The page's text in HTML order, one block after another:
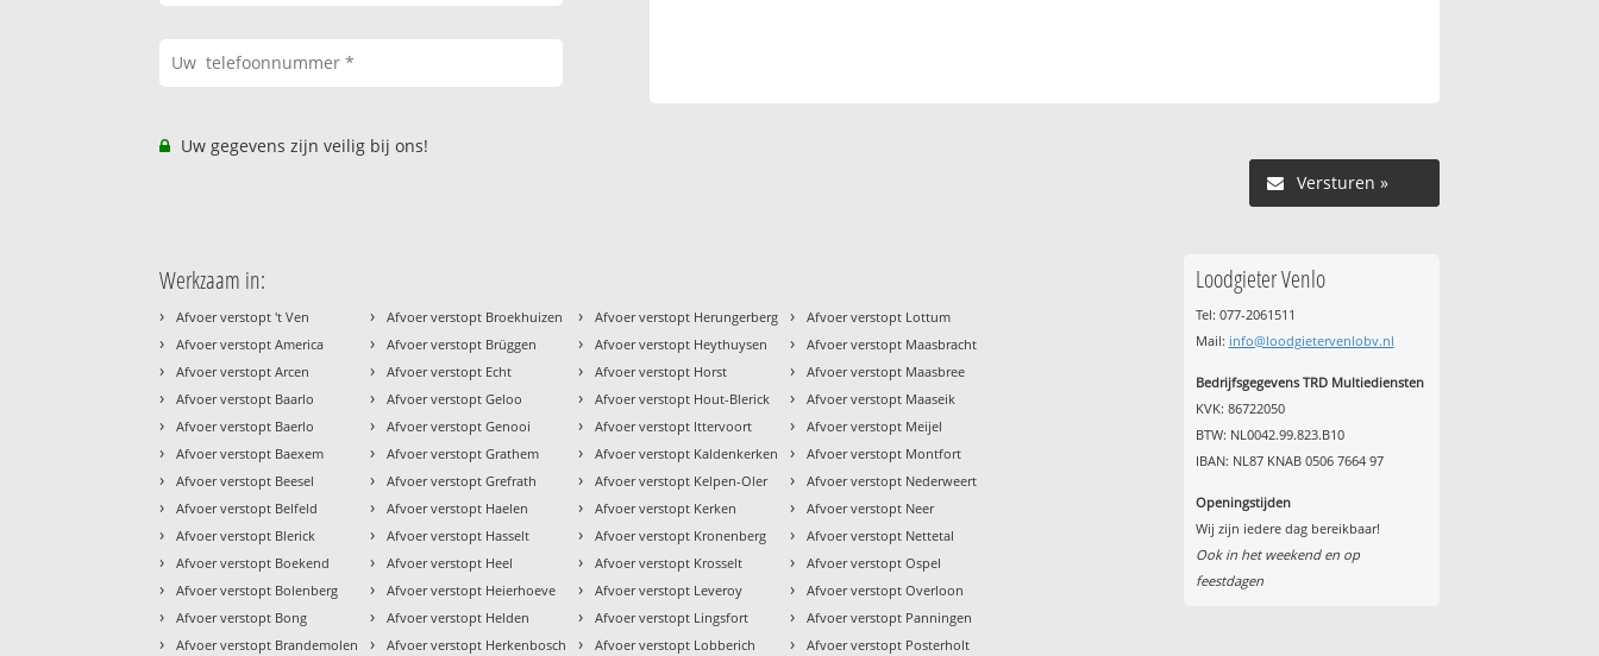
Uw gegevens zijn veilig bij ons!
Versturen »
Werkzaam in:
› Afvoer verstopt 't Ven
› Afvoer verstopt America
› Afvoer verstopt Arcen
› Afvoer verstopt Baarlo
› Afvoer verstopt Baerlo
› Afvoer verstopt Baexem
› Afvoer verstopt Beesel
› Afvoer verstopt Belfeld
› Afvoer verstopt Blerick
› Afvoer verstopt Boekend
› Afvoer verstopt Bolenberg
› Afvoer verstopt Bong
› Afvoer verstopt Brandemolen
› Afvoer verstopt Broekhuizen
› Afvoer verstopt Brüggen
› Afvoer verstopt Echt
› Afvoer verstopt Geloo
› Afvoer verstopt Genooi
› Afvoer verstopt Grathem
› Afvoer verstopt Grefrath
› Afvoer verstopt Haelen
› Afvoer verstopt Hasselt
› Afvoer verstopt Heel
› Afvoer verstopt Heierhoeve
› Afvoer verstopt Helden
› Afvoer verstopt Herkenbosch
› Afvoer verstopt Herungerberg
› Afvoer verstopt Heythuysen
› Afvoer verstopt Horst
› Afvoer verstopt Hout-Blerick
› Afvoer verstopt Ittervoort
› Afvoer verstopt Kaldenkerken
› Afvoer verstopt Kelpen-Oler
› Afvoer verstopt Kerken
› Afvoer verstopt Kronenberg
› Afvoer verstopt Krosselt
› Afvoer verstopt Leveroy
› Afvoer verstopt Lingsfort
› Afvoer verstopt Lobberich
› Afvoer verstopt Lottum
› Afvoer verstopt Maasbracht
› Afvoer verstopt Maasbree
› Afvoer verstopt Maaseik
› Afvoer verstopt Meijel
› Afvoer verstopt Montfort
› Afvoer verstopt Nederweert
› Afvoer verstopt Neer
› Afvoer verstopt Nettetal
› Afvoer verstopt Ospel
› Afvoer verstopt Overloon
› Afvoer verstopt Panningen
› Afvoer verstopt Posterholt
Loodgieter Venlo
Tel: 077-2061511
Mail: info@loodgietervenlobv.nl
Bedrijfsgegevens TRD Multiediensten
KVK: 86722050
BTW: NL0042.99.823.B10
IBAN: NL87 KNAB 0506 7664 97
Openingstijden
Wij zijn iedere dag bereikbaar!
Ook in het weekend en op
feestdagen